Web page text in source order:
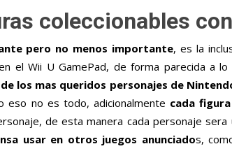
coleccionables
pero no menos importante, es la
el Wii U GamePad, de forma parecida a
los mas queridos personajes de
eso no es todo, adicionalmente cada
de esta manera cada personaje
usar en otros juegos anunciados,